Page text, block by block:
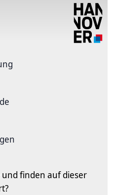
und finden auf dieser